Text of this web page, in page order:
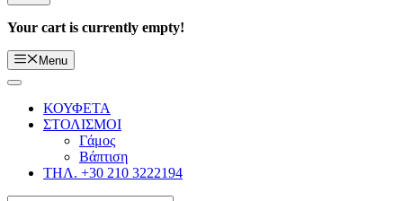
Your cart is currently empty!
Menu
ΚΟΥΦΕΤΑ
ΣΤΟΛΙΣΜΟΙ
Γάμος
Βάπτιση
ΤΗΛ. +30 210 3222194